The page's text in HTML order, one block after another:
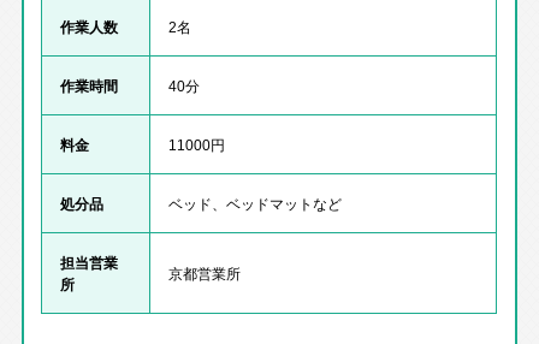
作業人数 2名
作業時間 40分
料金 11000円
処分品 ベッド、ベッドマットなど
担当営業
所
京都営業所